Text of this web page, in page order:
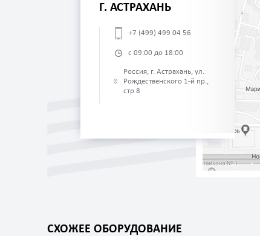
Г. АСТРАХАНЬ
+7 (499) 499 04 56
с 09:00 до 18:00
Россия, г. Астрахань, ул.
Рождественского 1-й пр.,
стр 8
СХОЖЕЕ ОБОРУДОВАНИЕ